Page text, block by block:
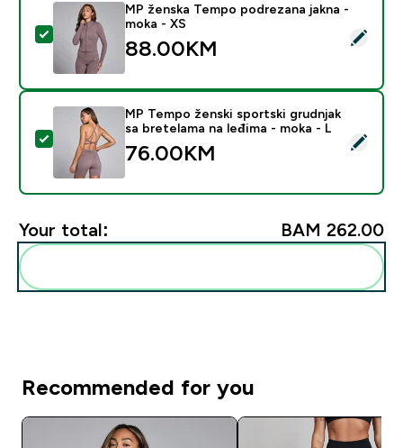
Select this product - MP ženska Tempo podrezana
MP ženska Tempo podrezana jakna -
moka - XS
88.00KM‎
Select this product - MP Tempo ženski sportski
MP Tempo ženski sportski grudnjak
sa bretelama na leđima - moka - L
76.00KM‎
Your total: BAM 262.00‎
Recommended for you